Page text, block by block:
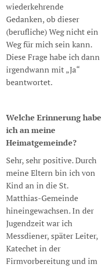
wiederkehrende
Gedanken, ob dieser
(berufliche) Weg nicht ein
Weg für mich sein kann.
Diese Frage habe ich dann
irgendwann mit „Ja“
beantwortet.
Welche Erinnerung habe
ich an meine
Heimatgemeinde?
Sehr, sehr positive. Durch
meine Eltern bin ich von
Kind an in die St.
Matthias-Gemeinde
hineingewachsen. In der
Jugendzeit war ich
Messdiener, später Leiter,
Katechet in der
Firmvorbereitung und im